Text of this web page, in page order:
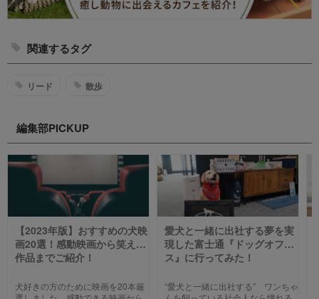
関連するタグ
リード 散歩
編集部PICKUP
【2023年版】おすすめの犬映
画20選！感動映画から笑える
作品までご紹介！
犬好きの方のために映画を20本厳
愛犬と一緒に出社する夢を実
現した富士通『ドッグオフィ
ス』に行ってみた！
“愛犬と一緒に出社する” ワンちゃ